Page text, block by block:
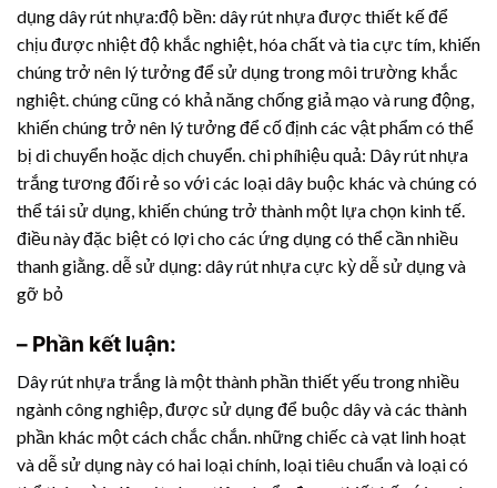
dụngdây rút nhựa:độ bền: dây rút nhựađược thiết kế để
chịu được nhiệt độ khắc nghiệt, hóa chất và tia cực tím, khiến
chúng trở nên lý tưởng để sử dụng trong môi trường khắc
nghiệt. chúng cũng có khả năng chống giả mạo và rung động,
khiến chúng trở nên lý tưởng để cố định các vật phẩm có thể
bị di chuyển hoặc dịch chuyển. chi phíhiệu quả: Dây rút nhựa
trắng tương đối rẻ so với các loại dây buộc khác và chúng có
thể tái sử dụng, khiến chúng trở thành một lựa chọn kinh tế.
điều này đặc biệt có lợi cho các ứng dụng có thể cần nhiều
thanh giằng. dễ sử dụng: dây rút nhựacực kỳ dễ sử dụng và
gỡ bỏ
– Phần kết luận:
Dây rút nhựatrắng là một thành phần thiết yếu trong nhiều
ngành công nghiệp, được sử dụng để buộc dây và các thành
phần khác một cách chắc chắn. những chiếc cà vạt linh hoạt
và dễ sử dụng này có hai loại chính, loại tiêu chuẩn và loại có